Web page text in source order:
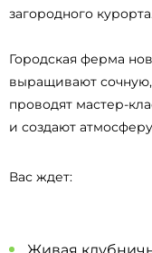
загородного
Городская ферма
выращивают
проводят мастер-
и создают
Вас ждет: